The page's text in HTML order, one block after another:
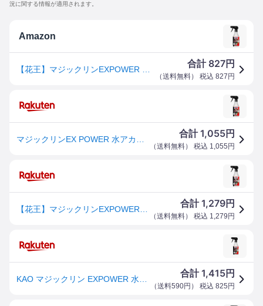
況に関する情報が適用されます。
Amazon
合計 827円
（送料無料） 税込 827 円
合計1,055円
（送料無料） 税込 1,055 円
合計1,279円
（送料無料） 税込 1,279 円
合計1,415円
（送料590円 ） 税込 825 円